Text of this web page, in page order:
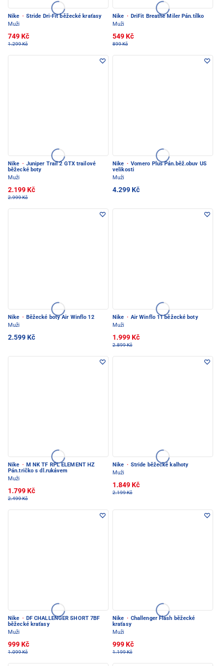
Nike · Stride Dri-Fit běžecké kraťasy
Muži
749 Kč
1.299 Kč
Nike · DriFit Breathe Miler Pán.tílko
Muži
549 Kč
899 Kč
Nike · Juniper Trail 2 GTX trailové
běžecké boty
Muži
2.199 Kč
2.999 Kč
Nike · Vomero Plus Pán.běž.obuv US
velikosti
Muži
4.299 Kč
Nike · Běžecké boty Air Winflo 12
Muži
2.599 Kč
Nike · Air Winflo 11 běžecké boty
Muži
1.999 Kč
2.899 Kč
Nike · M NK TF RPL ELEMENT HZ
Pán.tričko s dl.rukávem
Muži
1.799 Kč
2.499 Kč
Nike · Stride běžecké kalhoty
Muži
1.849 Kč
2.199 Kč
Nike · DF CHALLENGER SHORT 7BF
běžecké kraťasy
Muži
999 Kč
1.099 Kč
Nike · Challenger Flash běžecké
kraťasy
Muži
999 Kč
1.199 Kč